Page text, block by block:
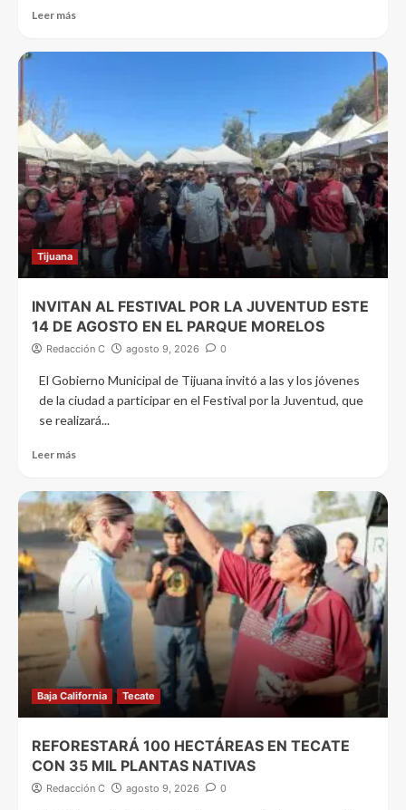
Leer más
Tijuana
INVITAN AL FESTIVAL POR LA JUVENTUD ESTE
14 DE AGOSTO EN EL PARQUE MORELOS
Redacción C agosto 9, 2026 0
El Gobierno Municipal de Tijuana invitó a las y los jóvenes
de la ciudad a participar en el Festival por la Juventud, que
se realizará...
Leer más
Baja California Tecate
REFORESTARÁ 100 HECTÁREAS EN TECATE
CON 35 MIL PLANTAS NATIVAS
Redacción C agosto 9, 2026 0